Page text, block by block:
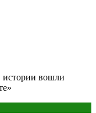
истории вошли